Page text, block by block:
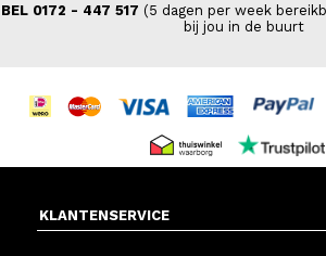
BEL 0172 - 447 517 (5 dagen per week
bij jou in de buurt
KLANTENSERVICE